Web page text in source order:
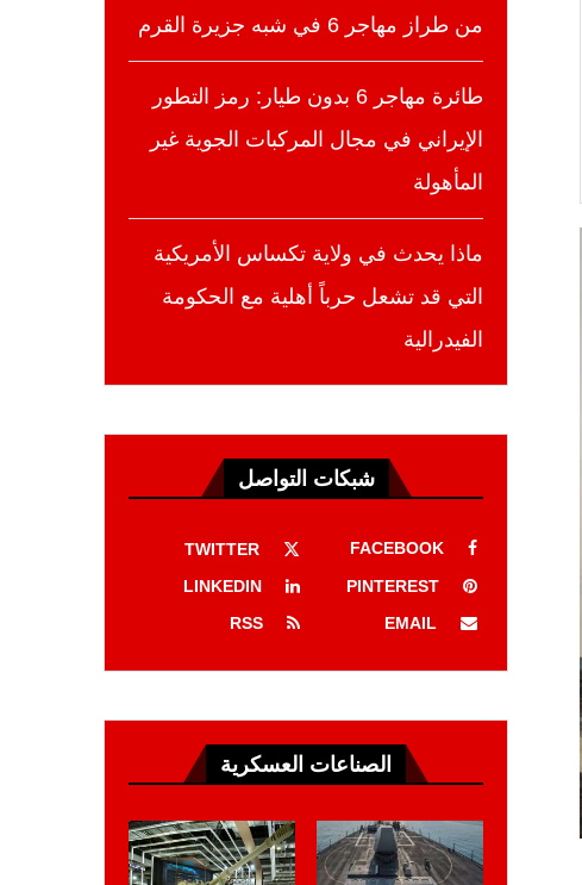
من طراز مهاجر 6 في شبه جزيرة القرم
طائرة مهاجر 6 بدون طيار: رمز التطور
الإيراني في مجال المركبات الجوية غير
المأهولة
ماذا يحدث في ولاية تكساس الأمريكية
التي قد تشعل حرباً أهلية مع الحكومة
الفيدرالية
شبكات التواصل
FACEBOOK
TWITTER
PINTEREST
LINKEDIN
EMAIL
RSS
الصناعات العسكرية